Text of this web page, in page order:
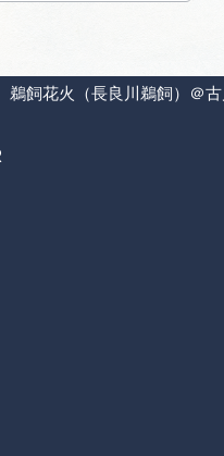
鵜飼花火（長良川鵜飼）＠